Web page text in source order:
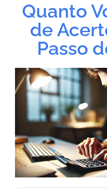
Quanto
de
Passo